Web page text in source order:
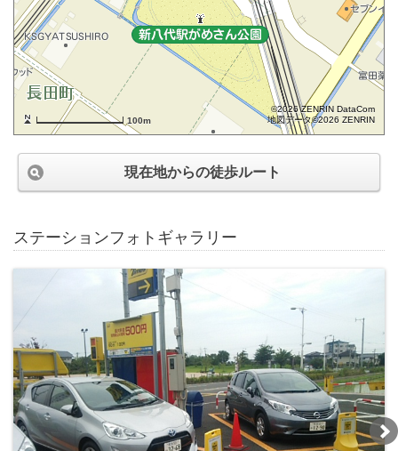
100m
©2026 ZENRIN DataCom
地図データ©2026 ZENRIN
現在地からの徒歩ルート
ステーションフォトギャラリー